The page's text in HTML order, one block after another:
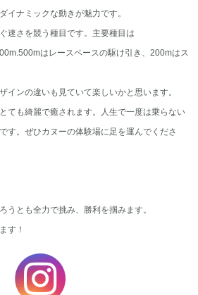
イナミックな動きが魅力です。
速さを競う種目です。主要種目は
はレースペースの駆け引き、200mはス
インの違いも見ていて楽しいかと思います。
ても綺麗で癒されます。人生で一度は乗らない
す。ぜひカヌーの体験場に足を運んでくださ
うとも全力で挑み、勝利を掴みます。
す！